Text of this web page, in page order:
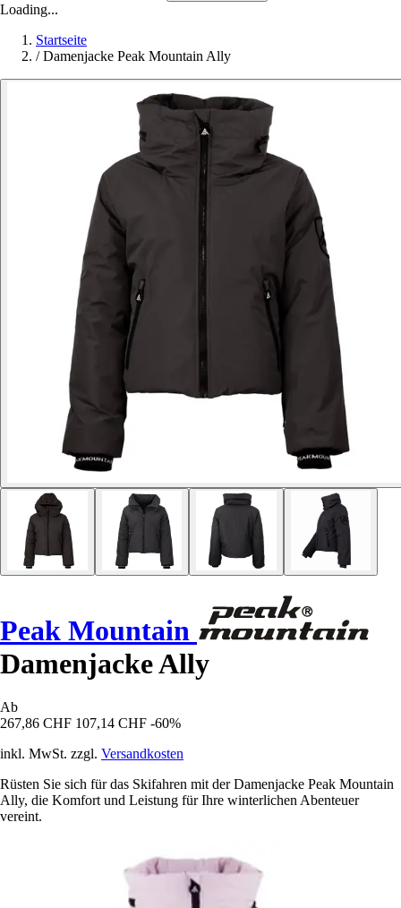
Loading...
Startseite
/ Damenjacke Peak Mountain Ally
Peak Mountain
Damenjacke Ally
Ab
267,86 CHF 107,14 CHF -60%
inkl. MwSt. zzgl. Versandkosten
Rüsten Sie sich für das Skifahren mit der Damenjacke Peak Mountain
Ally, die Komfort und Leistung für Ihre winterlichen Abenteuer
vereint.